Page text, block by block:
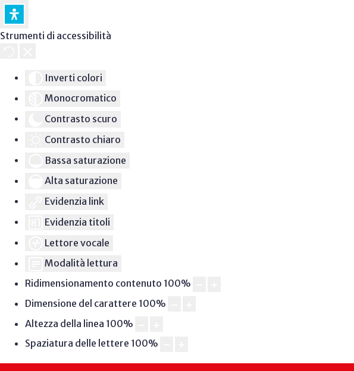
Strumenti di accessibilità
Inverti colori
Monocromatico
Contrasto scuro
Contrasto chiaro
Bassa saturazione
Alta saturazione
Evidenzia link
Evidenzia titoli
Lettore vocale
Modalità lettura
Ridimensionamento contenuto 100%
Dimensione del carattere 100%
Altezza della linea 100%
Spaziatura delle lettere 100%